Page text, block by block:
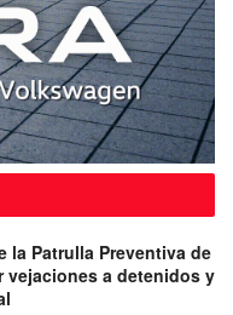
la Patrulla Preventiva de
vejaciones a detenidos y